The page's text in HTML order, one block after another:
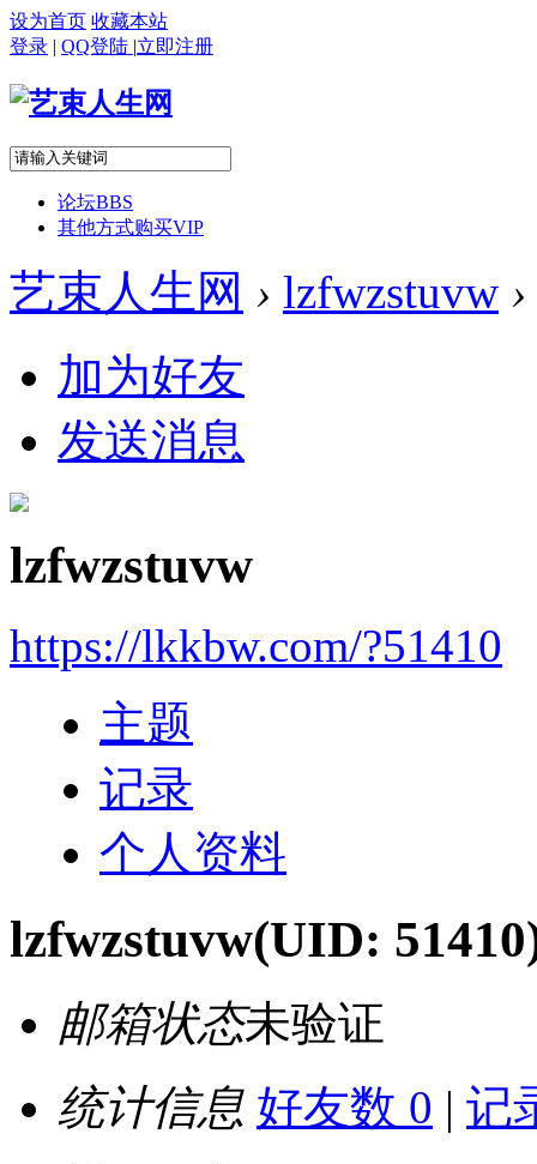
设为首页 收藏本站
登录 | QQ登陆 |立即注册
论坛BBS
其他方式购买VIP
艺束人生网 › lzfwzstuvw ›
加为好友
发送消息
lzfwzstuvw
https://lkkbw.com/?51410
主题
记录
个人资料
lzfwzstuvw(UID:
邮箱状态未验证
统计信息 好友数 0 | 记